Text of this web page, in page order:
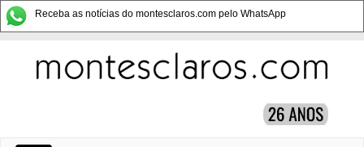
Receba as notícias do montesclaros.com pelo WhatsApp